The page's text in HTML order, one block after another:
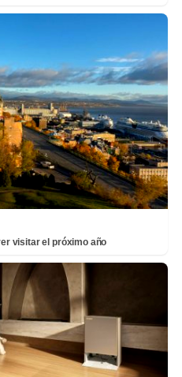
visitar el próximo año